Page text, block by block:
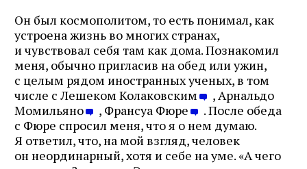
Он был космополитом, то есть понимал, как
устроена жизнь во многих странах,
и чувствовал себя там как дома. Познакомил
меня, обычно пригласив на обед или ужин,
с целым рядом иностранных ученых, в том
числе с Лешеком Колаковским
, Арнальдо
Момильяно
, Франсуа Фюре
. После обеда
с Фюре спросил меня, что я о нем думаю.
Я ответил, что, на мой взгляд, человек
он неординарный, хотя и себе на уме. «А чего